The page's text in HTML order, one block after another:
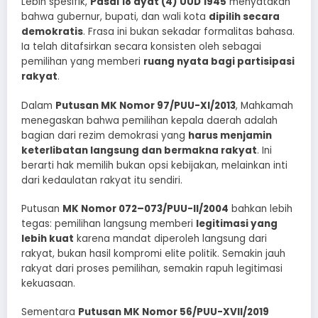
bahwa gubernur, bupati, dan wali kota dipilih secara
demokratis. Frasa ini bukan sekadar formalitas bahasa.
Ia telah ditafsirkan secara konsisten oleh sebagai
pemilihan yang memberi ruang nyata bagi partisipasi
rakyat.
Dalam Putusan MK Nomor 97/PUU-XI/2013, Mahkamah
menegaskan bahwa pemilihan kepala daerah adalah
bagian dari rezim demokrasi yang harus menjamin
keterlibatan langsung dan bermakna rakyat. Ini
berarti hak memilih bukan opsi kebijakan, melainkan inti
dari kedaulatan rakyat itu sendiri.
Putusan MK Nomor 072–073/PUU-II/2004 bahkan lebih
tegas: pemilihan langsung memberi legitimasi yang
lebih kuat karena mandat diperoleh langsung dari
rakyat, bukan hasil kompromi elite politik. Semakin jauh
rakyat dari proses pemilihan, semakin rapuh legitimasi
kekuasaan.
Sementara Putusan MK Nomor 56/PUU-XVII/2019